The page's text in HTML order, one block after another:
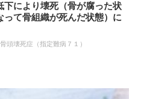
下により壊死（骨が腐った状
て骨組織が死んだ状態）に
頭壊死症（指定難病７１）